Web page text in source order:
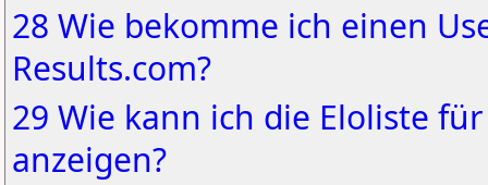
28 Wie bekomme ich einen
Results.com?
29 Wie kann ich die Eloliste
anzeigen?